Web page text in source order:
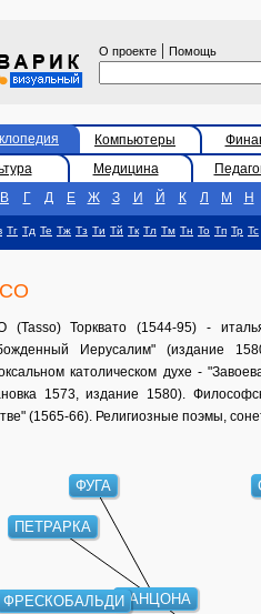
О проекте | Помощь
Компьютеры
Медицина
В Г Д Е Ж З И Й К Л М Н
Тг Тд Те Тж Тз Ти Тй Тк Тл Тм Тн То Тп Тр Тс
(Tasso) Торквато (1544-95) -
Иерусалим" (издание
католическом духе -
1573, издание 1580).
(1565-66). Религиозные поэмы,
КАНЦОНА
ФРЕСКОБАЛЬДИ
ПЕТРАРКА
ФУГА